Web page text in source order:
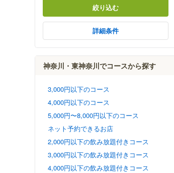
絞り込む
詳細条件
神奈川・東神奈川でコースから探す
3,000円以下のコース
4,000円以下のコース
5,000円〜8,000円以下のコース
ネット予約できるお店
2,000円以下の飲み放題付きコース
3,000円以下の飲み放題付きコース
4,000円以下の飲み放題付きコース